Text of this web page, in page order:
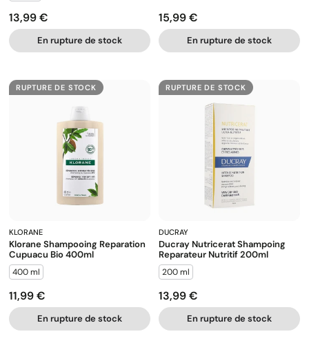
Prix
13,99 €
En rupture de stock
Prix
15,99 €
En rupture de stock
RUPTURE DE STOCK
KLORANE
Klorane Shampooing Reparation
Cupuacu Bio 400ml
400 ml
Prix
11,99 €
En rupture de stock
RUPTURE DE STOCK
DUCRAY
Ducray Nutricerat Shampoing
Reparateur Nutritif 200ml
200 ml
Prix
13,99 €
En rupture de stock